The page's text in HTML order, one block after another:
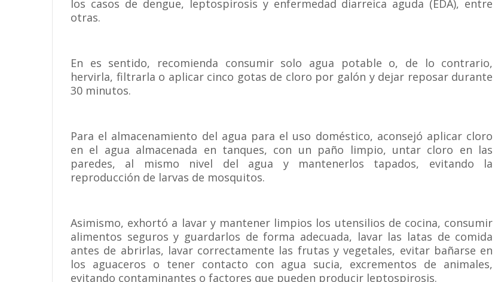
los casos de dengue, leptospirosis y enfermedad diarreica aguda (EDA), entre
otras.
En es sentido, recomienda consumir solo agua potable o, de lo contrario,
hervirla, filtrarla o aplicar cinco gotas de cloro por galón y dejar reposar durante
30 minutos.
Para el almacenamiento del agua para el uso doméstico, aconsejó aplicar cloro
en el agua almacenada en tanques, con un paño limpio, untar cloro en las
paredes, al mismo nivel del agua y mantenerlos tapados, evitando la
reproducción de larvas de mosquitos.
Asimismo, exhortó a lavar y mantener limpios los utensilios de cocina, consumir
alimentos seguros y guardarlos de forma adecuada, lavar las latas de comida
antes de abrirlas, lavar correctamente las frutas y vegetales, evitar bañarse en
los aguaceros o tener contacto con agua sucia, excrementos de animales,
evitando contaminantes o factores que pueden producir leptospirosis.